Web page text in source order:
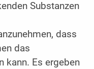
Substanzen
dass
das
kann. Es ergeben